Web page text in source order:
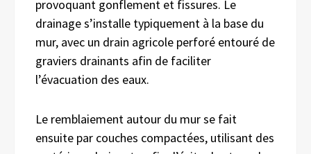
provoquant gonflement et fissures. Le
drainage s’installe typiquement à la base du
mur, avec un drain agricole perforé entouré de
graviers drainants afin de faciliter
l’évacuation des eaux.
Le remblaiement autour du mur se fait
ensuite par couches compactées, utilisant des